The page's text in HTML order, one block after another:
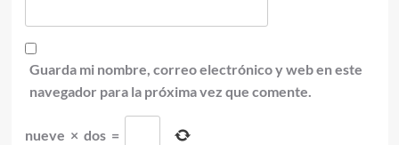
Guarda mi nombre, correo electrónico y web en este
navegador para la próxima vez que comente.
nueve × dos =